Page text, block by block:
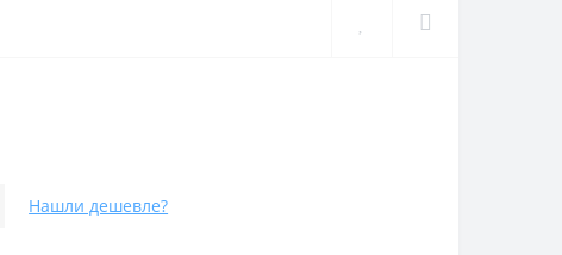
Нашли дешевле?